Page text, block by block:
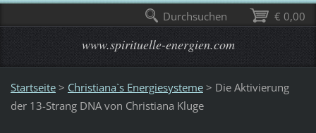
www.spirituelle-energien.com
Startseite > Christiana`s Energiesysteme > Die Aktivierung
der 13-Strang DNA von Christiana Kluge
€ 0,00
Durchsuchen